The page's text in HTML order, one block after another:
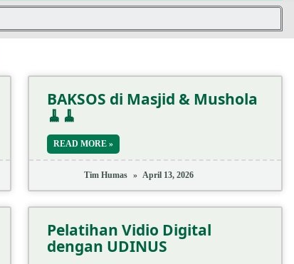
BAKSOS di Masjid & Mushola
🧹🧹
READ MORE »
Tim Humas April 13, 2026
Pelatihan Vidio Digital
dengan UDINUS